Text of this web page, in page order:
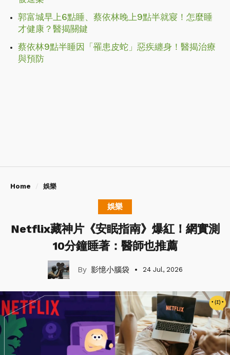
郭富城早上6點睡、蔡依林晚上9點半就寢！怎麼睡
才健康？醫揭關鍵
蔡依林9點半睡因「罹患皮蛇」惡疾纏身！醫揭治療
與預防
Home 娛樂
娛樂
Netflix藏神片《安眠指南》爆紅！網實測
10分鐘睡著：醫師也推薦
影憶小腦袋 24 Jul, 2026